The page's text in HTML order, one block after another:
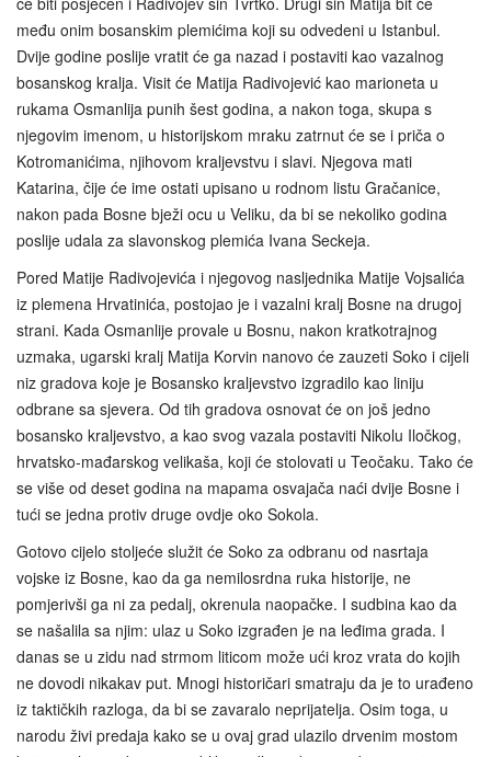
među onim bosanskim plemićima koji su odvedeni u Istanbul.
Dvije godine poslije vratit će ga nazad i postaviti kao vazalnog
bosanskog kralja. Visit će Matija Radivojević kao marioneta u
rukama Osmanlija punih šest godina, a nakon toga, skupa s
njegovim imenom, u historijskom mraku zatrnut će se i priča o
Kotromanićima, njihovom kraljevstvu i slavi. Njegova mati
Katarina, čije će ime ostati upisano u rodnom listu Gračanice,
nakon pada Bosne bježi ocu u Veliku, da bi se nekoliko godina
poslije udala za slavonskog plemića Ivana Seckeja.
Pored Matije Radivojevića i njegovog nasljednika Matije Vojsalića
iz plemena Hrvatinića, postojao je i vazalni kralj Bosne na drugoj
strani. Kada Osmanlije provale u Bosnu, nakon kratkotrajnog
uzmaka, ugarski kralj Matija Korvin nanovo će zauzeti Soko i cijeli
niz gradova koje je Bosansko kraljevstvo izgradilo kao liniju
odbrane sa sjevera. Od tih gradova osnovat će on još jedno
bosansko kraljevstvo, a kao svog vazala postaviti Nikolu Iločkog,
hrvatsko‑mađarskog velikaša, koji će stolovati u Teočaku. Tako će
se više od deset godina na mapama osvajača naći dvije Bosne i
tući se jedna protiv druge ovdje oko Sokola.
Gotovo cijelo stoljeće služit će Soko za odbranu od nasrtaja
vojske iz Bosne, kao da ga nemilosrdna ruka historije, ne
pomjerivši ga ni za pedalj, okrenula naopačke. I sudbina kao da
se našalila sa njim: ulaz u Soko izgrađen je na leđima grada. I
danas se u zidu nad strmom liticom može ući kroz vrata do kojih
ne dovodi nikakav put. Mnogi historičari smatraju da je to urađeno
iz taktičkih razloga, da bi se zavaralo neprijatelja. Osim toga, u
narodu živi predaja kako se u ovaj grad ulazilo drvenim mostom